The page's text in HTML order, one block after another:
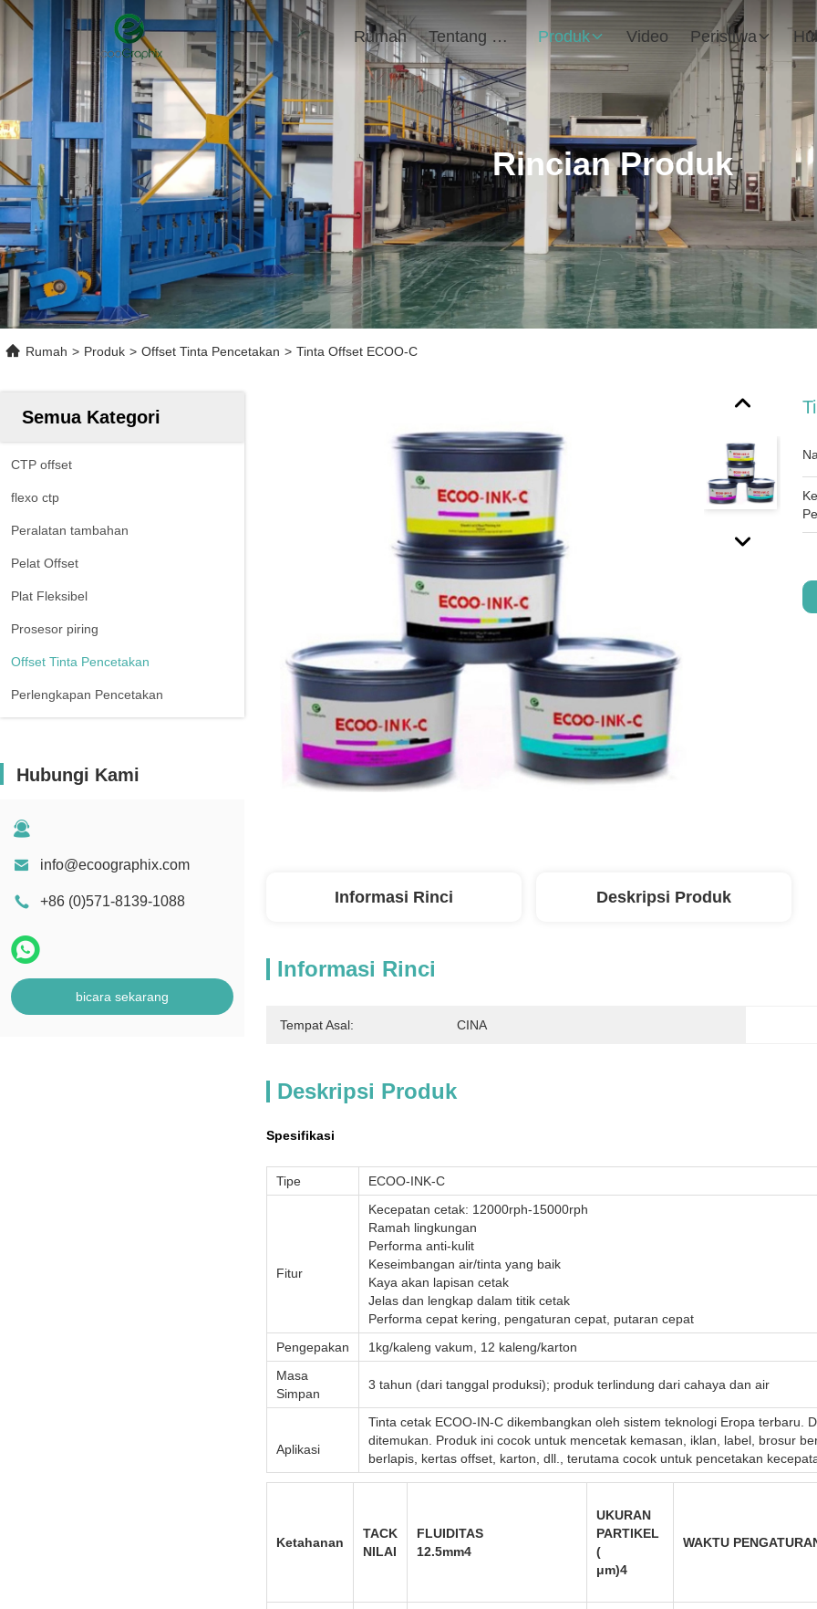
Rumah Tentang Kami Produk Video Peristiwa
Rincian Produk
Rumah > Produk > Offset Tinta Pencetakan > Tinta Offset ECOO-C
Semua Kategori
CTP offset
flexo ctp
Peralatan tambahan
Pelat Offset
Plat Fleksibel
Prosesor piring
Offset Tinta Pencetakan
Perlengkapan Pencetakan
Hubungi Kami
info@ecoographix.com
+86 (0)571-8139-1088
bicara sekarang
Informasi Rinci Deskripsi Produk
Informasi Rinci
Tempat Asal: CINA
Deskripsi Produk
Spesifikasi
Tipe ECOO-INK-C
Fitur
Kecepatan cetak: 12000rph-15000rph
Ramah lingkungan
Performa anti-kulit
Keseimbangan air/tinta yang baik
Kaya akan lapisan cetak
Jelas dan lengkap dalam titik cetak
Performa cepat kering, pengaturan cepat, putaran cepat
Pengepakan
1kg/kaleng vakum, 12 kaleng/karton
Masa
Simpan
3 tahun (dari tanggal produksi); produk terlindung dari cahaya dan air
Aplikasi
Tinta cetak ECOO-IN-C dikembangkan oleh sistem teknologi Eropa
ditemukan. Produk ini cocok untuk mencetak kemasan, iklan, label, brosur
berlapis, kertas offset, karton, dll., terutama cocok untuk pencetakan
Ketahanan
TACK
NILAI
FLUIDITAS
12.5mm4
UKURAN
PARTIKEL
(
μm)4
WAKTU